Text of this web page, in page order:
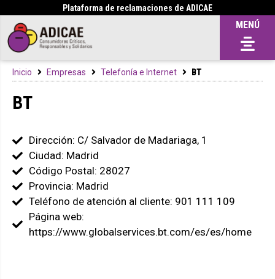
Plataforma de reclamaciones de ADICAE
MENÚ
Inicio Empresas Telefonía e Internet BT
BT
Dirección: C/ Salvador de Madariaga, 1
Ciudad: Madrid
Código Postal: 28027
Provincia: Madrid
Teléfono de atención al cliente: 901 111 109
Página web:
https://www.globalservices.bt.com/es/es/home